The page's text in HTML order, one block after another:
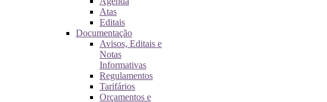
Atas
Editais
Documentação
Avisos, Editais e
Notas
Informativas
Regulamentos
Tarifários
Orçamentos e